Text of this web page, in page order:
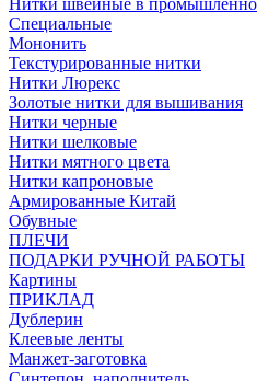
Нитки швейные в
Специальные
Мононить
Текстурированные нитки
Нитки Люрекс
Золотые нитки для вышивания
Нитки черные
Нитки шелковые
Нитки мятного цвета
Нитки капроновые
Армированные Китай
Обувные
ПЛЕЧИ
ПОДАРКИ РУЧНОЙ РАБОТЫ
Картины
ПРИКЛАД
Дублерин
Клеевые ленты
Манжет-заготовка